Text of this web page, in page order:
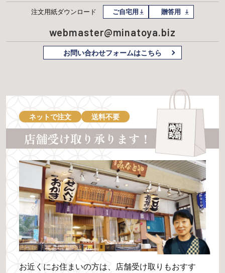
注文用紙ダウンロード ご自宅用 贈答用
webmaster@minatoya.biz
お問い合わせフォームはこちら
ネットで注文 送料不要
店舗受け取り承ります！
お近くにお住まいの方は、店舗受け取りもおすす